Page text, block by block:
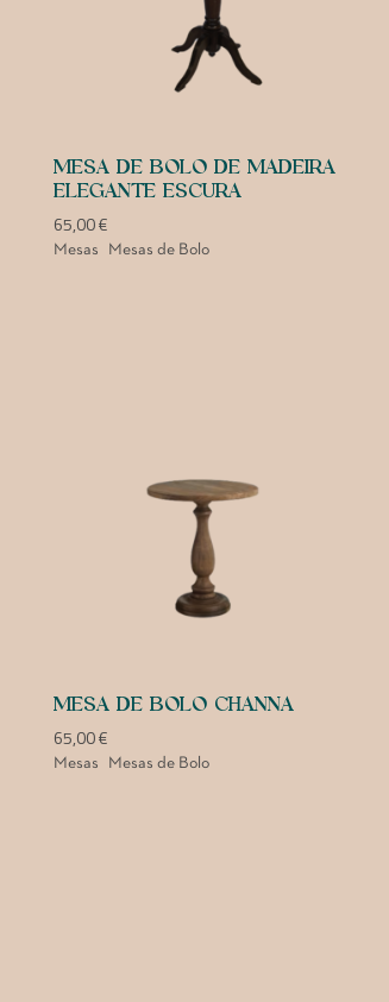
MESA DE BOLO DE MADEIRA
ELEGANTE ESCURA
65,00€
Mesas Mesas de Bolo
MESA DE BOLO CHANNA
65,00€
Mesas Mesas de Bolo